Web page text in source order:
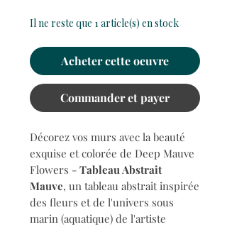
Il ne reste que 1 article(s) en stock
Acheter cette oeuvre
Commander et payer
Décorez vos murs avec la beauté
exquise et colorée de Deep Mauve
Flowers - Tableau Abstrait
Mauve, un tableau abstrait inspirée
des fleurs et de l'univers sous
marin (aquatique) de l'artiste